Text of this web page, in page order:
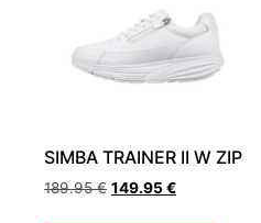
SIMBA TRAINER II W ZIP
189.95€ 149.95€